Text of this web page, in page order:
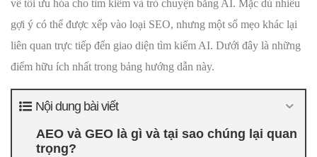
về tối ưu hóa cho tìm kiếm và trò chuyện bằng AI. Mặc dù nhiều
gợi ý có thể được xếp vào loại SEO, nhưng một số mẹo khác lại
liên quan trực tiếp đến giao diện tìm kiếm AI. Dưới đây là những
điểm hữu ích nhất trong bảng hướng dẫn này.
Nội dung bài viết
AEO và GEO là gì và tại sao chúng lại quan
trọng?